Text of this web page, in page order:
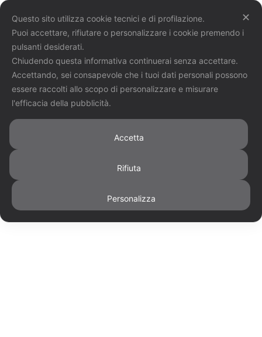
Bandi e avvisi
Portfolios Settore sociale
✕
Questo sito utilizza cookie tecnici e di profilazione.
Puoi accettare, rifiutare o personalizzare i cookie premendo i
pulsanti desiderati.
Chiudendo questa informativa continuerai senza accettare.
Accettando, sei consapevole che i tuoi dati personali possono
essere raccolti allo scopo di personalizzare e misurare
l'efficacia della pubblicità.
Accetta
Rifiuta
Personalizza